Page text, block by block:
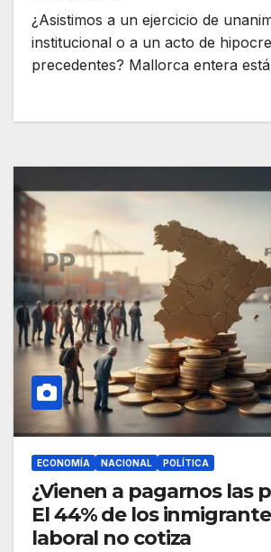
¿Asistimos a un ejercicio de
institucional o a un acto de
precedentes? Mallorca entera
ECONOMÍA NACIONAL POLÍTICA
¿Vienen a pagarnos las
El 44% de los
laboral no cotiza